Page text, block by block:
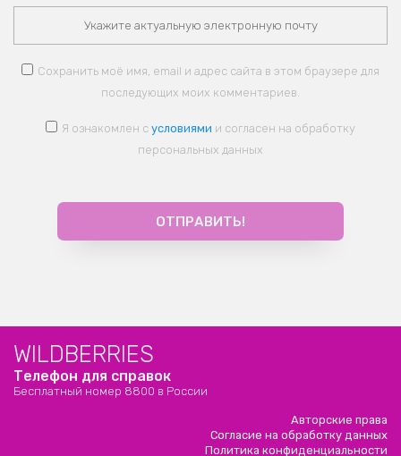
Сохранить моё имя, email и адрес сайта в этом браузере для
последующих моих комментариев.
Я ознакомлен с условиями и согласен на обработку
персональных данных
WILDBERRIES
Телефон для справок
Бесплатный номер 8800 в России
Авторские права
Согласие на обработку данных
Политика конфиденциальности